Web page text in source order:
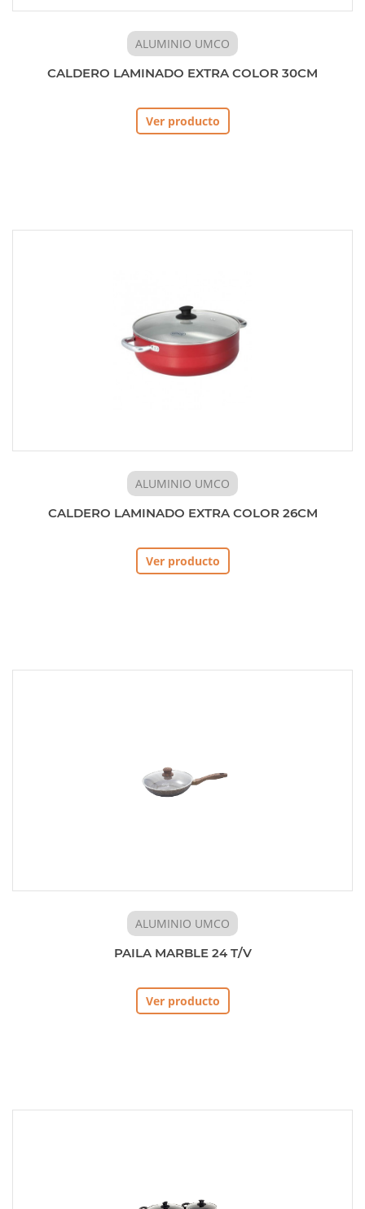
ALUMINIO UMCO
CALDERO LAMINADO EXTRA COLOR 30CM
Ver producto
ALUMINIO UMCO
CALDERO LAMINADO EXTRA COLOR 26CM
Ver producto
ALUMINIO UMCO
PAILA MARBLE 24 T/V
Ver producto